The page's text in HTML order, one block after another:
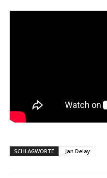
SCHLAGWORTE Jan Delay